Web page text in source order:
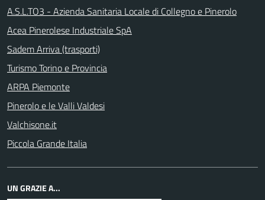
A.S.L.TO3 - Azienda Sanitaria Locale di Collegno e Pinerolo
Acea Pinerolese Industriale SpA
Sadem Arriva (trasporti)
Turismo Torino e Provincia
ARPA Piemonte
Pinerolo e le Valli Valdesi
Valchisone.it
Piccola Grande Italia
UN GRAZIE A...